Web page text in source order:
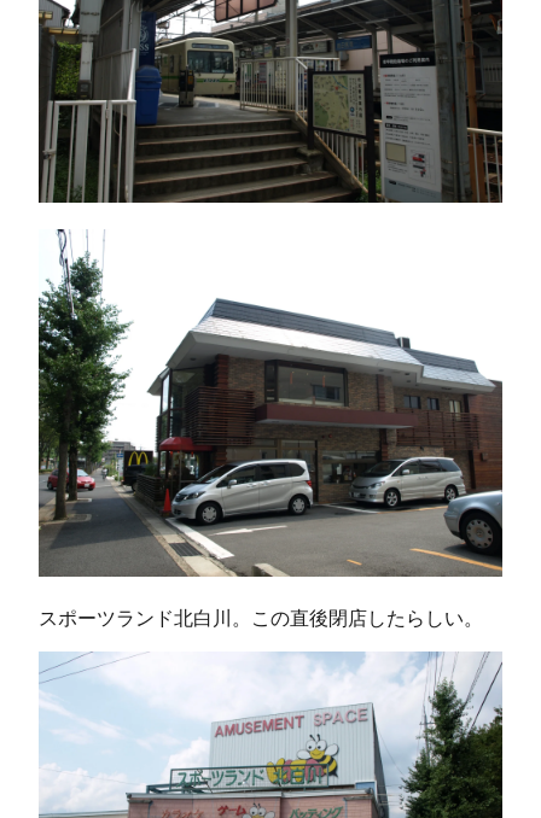
スポーツランド北白川。この直後閉店したらしい。